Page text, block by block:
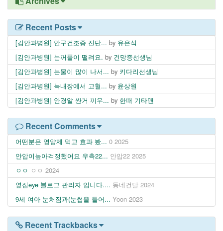
Recent Posts
[김안과병원] 안구건조증 진단... by 유은석
[김안과병원] 눈꺼풀이 떨려요. by 건망증선생님
[김안과병원] 눈물이 많이 나서... by 키다리선생님
[김안과병원] 녹내장에서 고혈... by 윤상원
[김안과병원] 안경알 싼거 끼우... by 한때 기타맨
Recent Comments
어떤분은 영양제 먹고 효과 봤... 0 2025
안압이높아걱정했어요 우측22... 안압22 2025
ㅇㅇ ㅇㅇ 2024
옆집eye 블로그 관리자 입니다.... 동네건달 2024
9세 여아 눈처짐과(눈썹을 들어... Yoon 2023
Recent Trackbacks